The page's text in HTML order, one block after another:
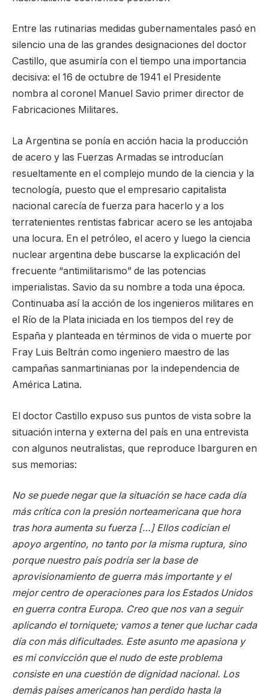
Entre las rutinarias medidas gubernamentales pasó en
silencio una de las grandes designaciones del doctor
Castillo, que asumiría con el tiempo una importancia
decisiva: el 16 de octubre de 1941 el Presidente
nombra al coronel Manuel Savio primer director de
Fabricaciones Militares.
La Argentina se ponía en acción hacia la producción
de acero y las Fuerzas Armadas se introducían
resueltamente en el complejo mundo de la ciencia y la
tecnología, puesto que el empresario capitalista
nacional carecía de fuerza para hacerlo y a los
terratenientes rentistas fabricar acero se les antojaba
una locura. En el petróleo, el acero y luego la ciencia
nuclear argentina debe buscarse la explicación del
frecuente “antimilitarismo” de las potencias
imperialistas. Savio da su nombre a toda una época.
Continuaba así la acción de los ingenieros militares en
el Río de la Plata iniciada en los tiempos del rey de
España y planteada en términos de vida o muerte por
Fray Luis Beltrán como ingeniero maestro de las
campañas sanmartinianas por la independencia de
América Latina.
El doctor Castillo expuso sus puntos de vista sobre la
situación interna y externa del país en una entrevista
con algunos neutralistas, que reproduce Ibarguren en
sus memorias:
No se puede negar que la situación se hace cada día
más crítica con la presión norteamericana que hora
tras hora aumenta su fuerza […] Ellos codician el
apoyo argentino, no tanto por la misma ruptura, sino
porque nuestro país podría ser la base de
aprovisionamiento de guerra más importante y el
mejor centro de operaciones para los Estados Unidos
en guerra contra Europa. Creo que nos van a seguir
aplicando el torniquete; vamos a tener que luchar cada
día con más dificultades. Este asunto me apasiona y
es mi convicción que el nudo de este problema
consiste en una cuestión de dignidad nacional. Los
demás países americanos han perdido hasta la